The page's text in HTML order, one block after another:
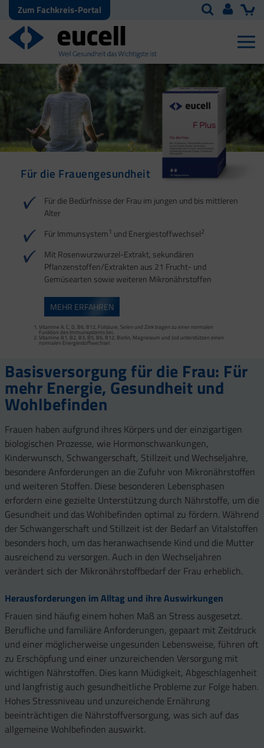
Zum Fachkreis-Portal
Für die Frauengesundheit
Für die Bedürfnisse der Frau im jungen und bis mittleren
Alter
Für Immunsystem1 und Energiestoffwechsel2
Mit Rosenwurzwurzel-Extrakt, sekundären
Pflanzenstoffen/Extrakten aus 21 Frucht- und
Gemüsearten sowie weiteren Mikronährstoffen
MEHR ERFAHREN
Vitamine A, C, D, B6, B12, Folsäure, Selen und Zink tragen zu einer normalen
Funktion des Immunsystems bei.
Vitamine B1, B2, B3, B5, B6, B12, Biotin, Magnesium und Jod unterstützen einen
normalen Energiestoffwechsel.
Schwangerschaft, Stillzeit
Für die weibliche Vitalität
3
Vitamine A, C, D, B6, B12 sowie Folsäure, Selen und Zink tragen zu einer normalen
Vitamin B6 trägt zur Regulierung der Hormontätigkeit bei.
Vitamine C, B1, B2, B3, B5, B6, B12 und Magnesium tragen zur Verringerung von
Müdigkeit und Ermüdung am Tag bei.
Basisversorgung für die Frau: Für
mehr Energie, Gesundheit und
Wohlbefinden
Frauen haben aufgrund ihres Körpers und der einzigartigen
biologischen Prozesse, wie Hormonschwankungen,
Kinderwunsch, Schwangerschaft, Stillzeit und Wechseljahre,
besondere Anforderungen an die Zufuhr von Mikronährstoffen
und weiteren Stoffen. Diese besonderen Lebensphasen
erfordern eine gezielte Unterstützung durch Nährstoffe, um die
Gesundheit und das Wohlbefinden optimal zu fördern. Während
der Schwangerschaft und Stillzeit ist der Bedarf an Vitalstoffen
besonders hoch, um das heranwachsende Kind und die Mutter
ausreichend zu versorgen. Auch in den Wechseljahren
verändert sich der Mikronährstoffbedarf der Frau erheblich.
Herausforderungen im Alltag und ihre Auswirkungen
Frauen sind häufig einem hohen Maß an Stress ausgesetzt.
Berufliche und familiäre Anforderungen, gepaart mit Zeitdruck
und einer möglicherweise ungesunden Lebensweise, führen oft
zu Erschöpfung und einer unzureichenden Versorgung mit
wichtigen Nährstoffen. Dies kann Müdigkeit, Abgeschlagenheit
und langfristig auch gesundheitliche Probleme zur Folge haben.
Hohes Stressniveau und unzureichende Ernährung
beeinträchtigen die Nährstoffversorgung, was sich auf das
allgemeine Wohlbefinden auswirkt.